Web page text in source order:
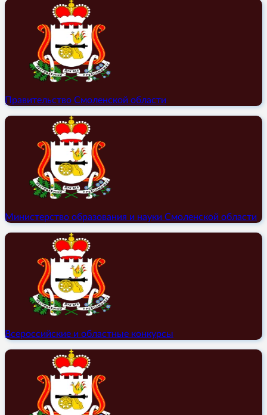
Правительство Смоленской области
Министерство образования и науки Смоленской области
Всероссийские и областные конкурсы